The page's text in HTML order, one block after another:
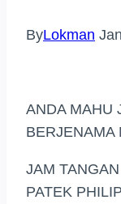
ByLokman
ANDA MAHU
BERJENAMA
JAM
PATEK